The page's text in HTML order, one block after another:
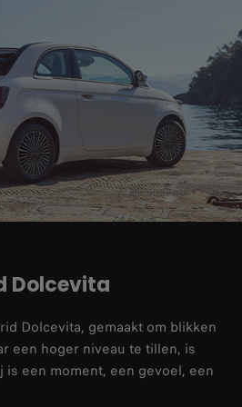
Dolcevita​
Dolcevita, gemaakt om blikken
een hoger niveau te tillen, is
is een moment, een gevoel, een